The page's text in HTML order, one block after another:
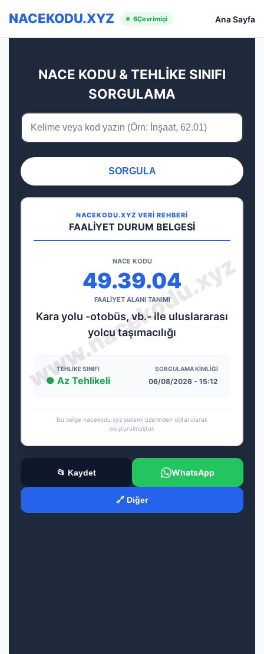
NACEKODU.XYZ 6Çevrimiçi Ana Sayfa
NACE KODU & TEHLİKE SINIFI
SORGULAMA
SORGULA
NACEKODU.XYZ VERİ REHBERİ
FAALİYET DURUM BELGESİ
NACE KODU
49.39.04
FAALİYET ALANI TANIMI
Kara yolu -otobüs, vb.- ile uluslararası
yolcu taşımacılığı
TEHLIKE SINIFI
● Az Tehlikeli
SORGULAMA KIMLIĞI
06/08/2026 - 15:12
Bu belge nacekodu.xyz sistemi üzerinden dijital olarak
oluşturulmuştur.
📂 Kaydet WhatsApp
🔗 Diğer